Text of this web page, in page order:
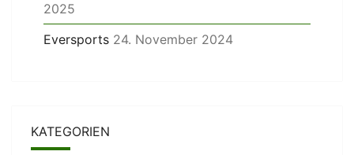
2025
Eversports 24. November 2024
KATEGORIEN